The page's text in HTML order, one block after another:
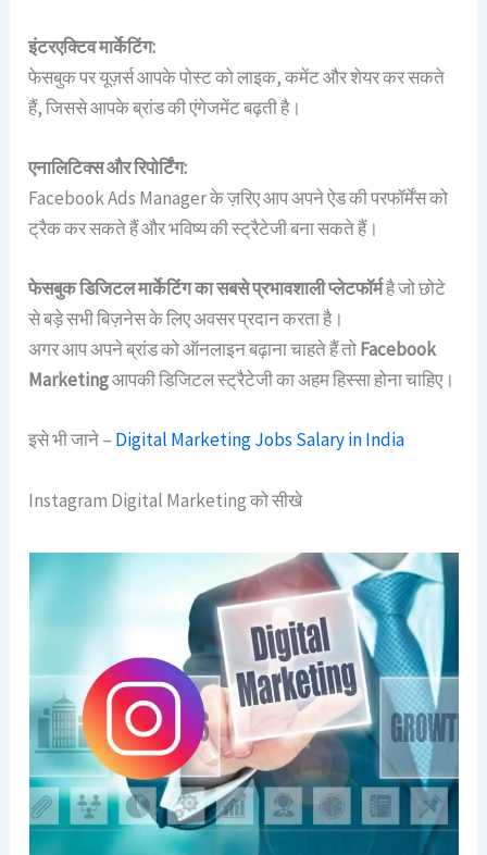
इंटरएक्टिव मार्केटिंग:
फेसबुक पर यूज़र्स आपके पोस्ट को लाइक, कमेंट और शेयर कर सकते
हैं, जिससे आपके ब्रांड की एंगेजमेंट बढ़ती है।
एनालिटिक्स और रिपोर्टिंग:
Facebook Ads Manager के ज़रिए आप अपने ऐड की परफॉर्मेंस को
ट्रैक कर सकते हैं और भविष्य की स्ट्रैटेजी बना सकते हैं।
फेसबुक डिजिटल मार्केटिंग का सबसे प्रभावशाली प्लेटफॉर्महै जो छोटे
से बड़े सभी बिज़नेस के लिए अवसर प्रदान करता है।
अगर आप अपने ब्रांड को ऑनलाइन बढ़ाना चाहते हैं तोFacebook
Marketingआपकी डिजिटल स्ट्रैटेजी का अहम हिस्सा होना चाहिए।
इसे भी जाने – Digital Marketing Jobs Salary in India
Instagram Digital Marketing को सीखे